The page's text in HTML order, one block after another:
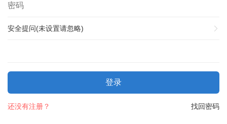
安全提问(未设置请忽略)
登录
找回密码
还没有注册？